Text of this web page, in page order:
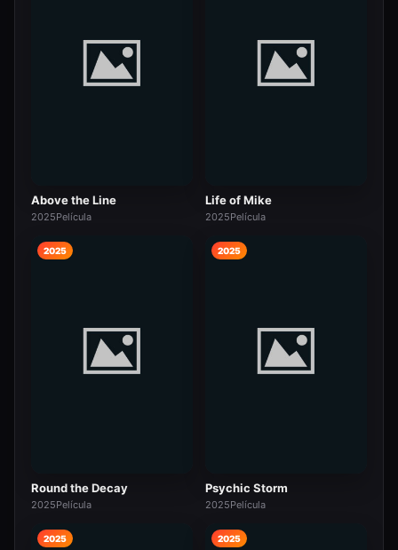
Above the Line
2025Película
Life of Mike
2025Película
2025
Round the Decay
2025Película
2025
Psychic Storm
2025Película
2025 2025